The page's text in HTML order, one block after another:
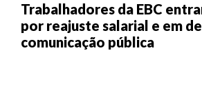
Trabalhadores da EBC
por reajuste salarial e em
comunicação pública